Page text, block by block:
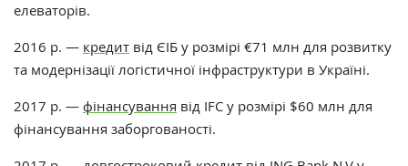
елеваторів.
2016 р. — кредит від ЄІБ у розмірі €71 млн для розвитку
та модернізації логістичної інфраструктури в Україні.
2017 р. — фінансування від IFC у розмірі $60 млн для
фінансування заборгованості.